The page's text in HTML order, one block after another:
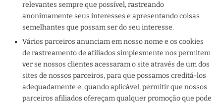
relevantes sempre que possível, rastreando
anonimamente seus interesses e apresentando coisas
semelhantes que possam ser do seu interesse.
Vários parceiros anunciam em nosso nome e os cookies
de rastreamento de afiliados simplesmente nos permitem
ver se nossos clientes acessaram o site através de um dos
sites de nossos parceiros, para que possamos creditá-los
adequadamente e, quando aplicável, permitir que nossos
parceiros afiliados ofereçam qualquer promoção que pode